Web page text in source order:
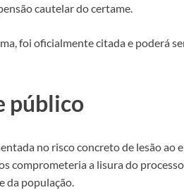
cautelar do certame.
foi oficialmente citada e poderá
público
no risco concreto de lesão ao
comprometeria a lisura do
da população.